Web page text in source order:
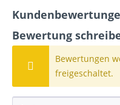
Bewertung
Bewertungen
freigeschaltet.